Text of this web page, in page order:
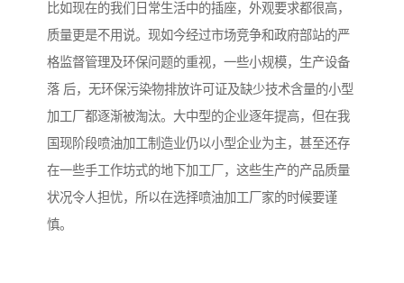
比如现在的我们日常生活中的插座，外观要求都很高，
质量更是不用说。现如今经过市场竞争和政府部站的严
格监督管理及环保问题的重视，一些小规模，生产设备
落 后，无环保污染物排放许可证及缺少技术含量的小型
加工厂都逐渐被淘汰。大中型的企业逐年提高，但在我
国现阶段喷油加工制造业仍以小型企业为主，甚至还存
在一些手工作坊式的地下加工厂，这些生产的产品质量
状况令人担忧，所以在选择喷油加工厂家的时候要谨
慎。